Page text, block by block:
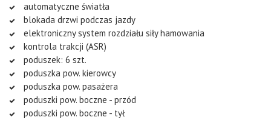
automatyczne światła
blokada drzwi podczas jazdy
elektroniczny system rozdziału siły hamowania
kontrola trakcji (ASR)
poduszek: 6 szt.
poduszka pow. kierowcy
poduszka pow. pasażera
poduszki pow. boczne - przód
poduszki pow. boczne - tył